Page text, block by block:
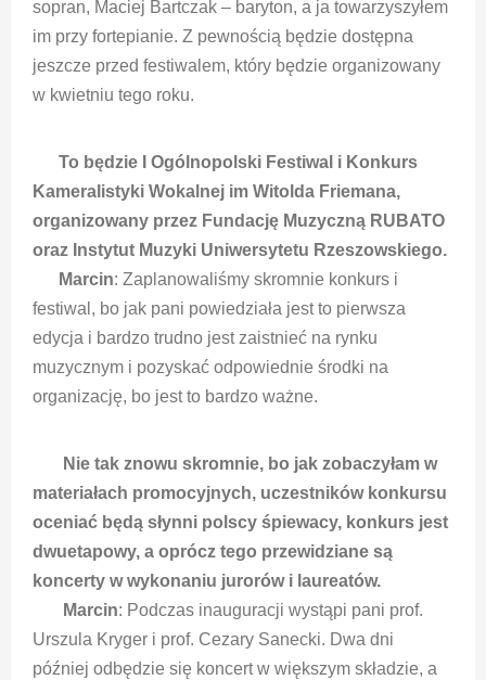
sopran, Maciej Bartczak – baryton, a ja towarzyszyłem
im przy fortepianie. Z pewnością będzie dostępna
jeszcze przed festiwalem, który będzie organizowany
w kwietniu tego roku.
To będzie I Ogólnopolski Festiwal i Konkurs
Kameralistyki Wokalnej im Witolda Friemana,
organizowany przez Fundację Muzyczną RUBATO
oraz Instytut Muzyki Uniwersytetu Rzeszowskiego.
Marcin: Zaplanowaliśmy skromnie konkurs i
festiwal, bo jak pani powiedziała jest to pierwsza
edycja i bardzo trudno jest zaistnieć na rynku
muzycznym i pozyskać odpowiednie środki na
organizację, bo jest to bardzo ważne.
Nie tak znowu skromnie, bo jak zobaczyłam w
materiałach promocyjnych, uczestników konkursu
oceniać będą słynni polscy śpiewacy, konkurs jest
dwuetapowy, a oprócz tego przewidziane są
koncerty w wykonaniu jurorów i laureatów.
Marcin: Podczas inauguracji wystąpi pani prof.
Urszula Kryger i prof. Cezary Sanecki. Dwa dni
później odbędzie się koncert w większym składzie, a